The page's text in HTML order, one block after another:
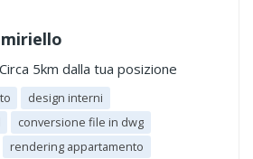
5km dalla tua posizione
design interni
conversione file in dwg
rendering appartamento